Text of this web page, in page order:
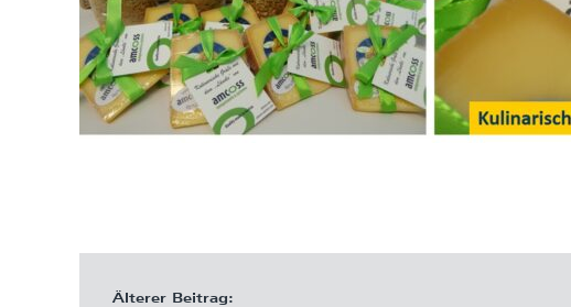
Älterer Beitrag: